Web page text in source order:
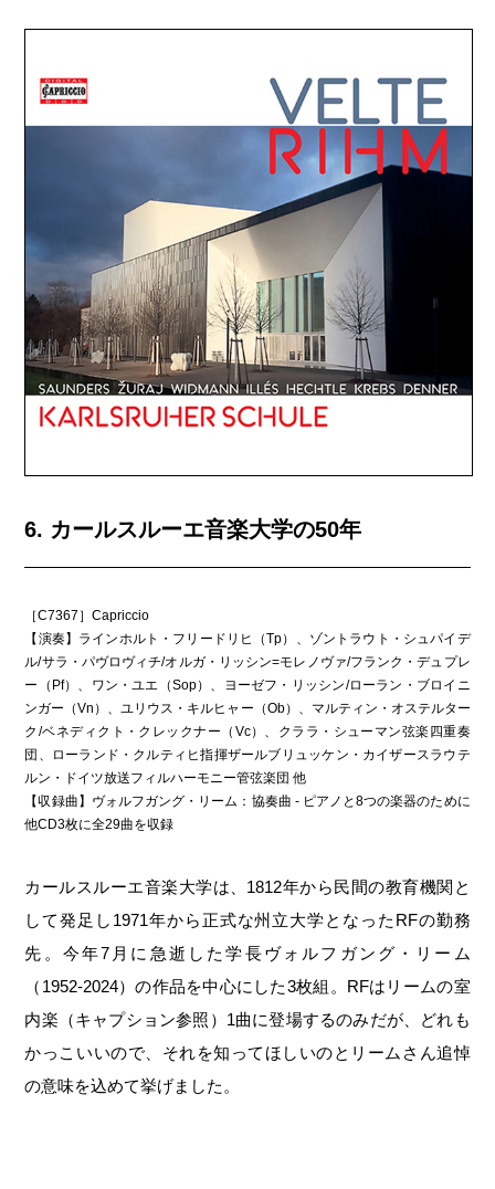
6. カールスルーエ音楽大学の50年
［C7367］Capriccio
【演奏】ラインホルト・フリードリヒ（Tp）、ゾントラウト・シュパイデ
ル/サラ・パヴロヴィチ/オルガ・リッシン=モレノヴァ/フランク・デュプレ
ー（Pf）、ワン・ユエ（Sop）、ヨーゼフ・リッシン/ローラン・ブロイニ
ンガー（Vn）、ユリウス・キルヒャー（Ob）、マルティン・オステルター
ク/ベネディクト・クレックナー（Vc）、クララ・シューマン弦楽四重奏
団、ローランド・クルティヒ指揮ザールブリュッケン・カイザースラウテ
ルン・ドイツ放送フィルハーモニー管弦楽団 他
【収録曲】ヴォルフガング・リーム：協奏曲 - ピアノと8つの楽器のために
他CD3枚に全29曲を収録
カールスルーエ音楽大学は、1812年から民間の教育機関と
して発足し1971年から正式な州立大学となったRFの勤務
先。今年7月に急逝した学長ヴォルフガング・リーム
（1952-2024）の作品を中心にした3枚組。RFはリームの室
内楽（キャプション参照）1曲に登場するのみだが、どれも
かっこいいので、それを知ってほしいのとリームさん追悼
の意味を込めて挙げました。